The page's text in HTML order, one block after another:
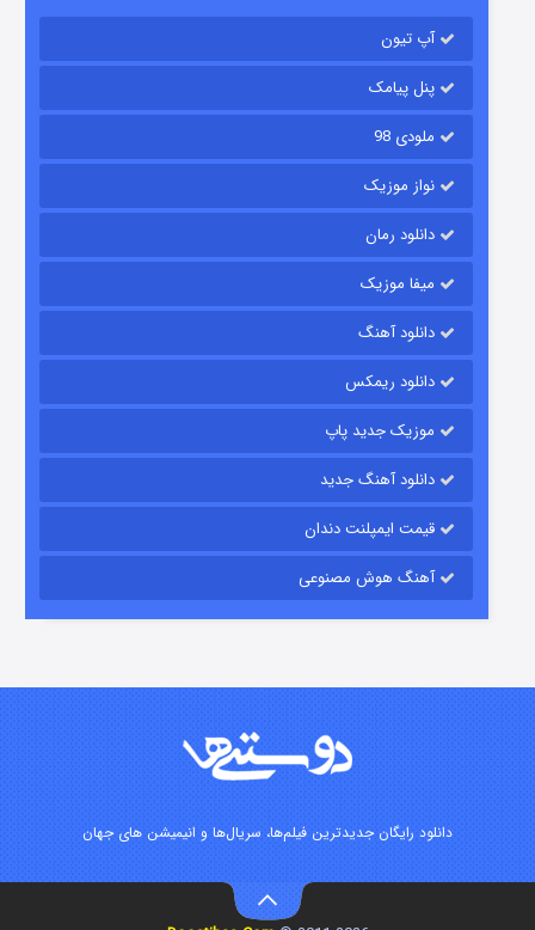
باب اسفنجی فصل ۱۷
قسمت۶ (زیرنویس) منتشر شد
قسمت۱۵ (دوبله) منتشر شد
آپ تیون
پنل پیامک
ملودی 98
نواز موزیک
دانلود رمان
میفا موزیک
دانلود آهنگ
دانلود ریمکس
موزیک جدید پاپ
دانلود آهنگ جدید
قیمت ایمپلنت دندان
آهنگ هوش مصنوعی
دانلود رایگان جدیدترین فیلم‌ها، سریال‌ها و انیمیشن های جهان